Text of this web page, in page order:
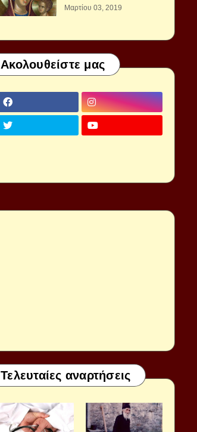
Μαρτίου 03, 2019
Ακολουθείστε μας
Τελευταίες αναρτήσεις